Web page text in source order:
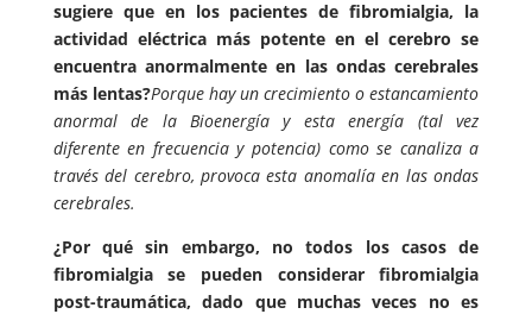
sugiere que en los pacientes de fibromialgia, la
actividad eléctrica más potente en el cerebro se
encuentra anormalmente en las ondas cerebrales
más lentas?Porque hay un crecimiento o estancamiento
anormal de la Bioenergía y esta energía (tal vez
diferente en frecuencia y potencia) como se canaliza a
través del cerebro, provoca esta anomalía en las ondas
cerebrales.
¿Por qué sin embargo, no todos los casos de
fibromialgia se pueden considerar fibromialgia
post-traumática, dado que muchas veces no es